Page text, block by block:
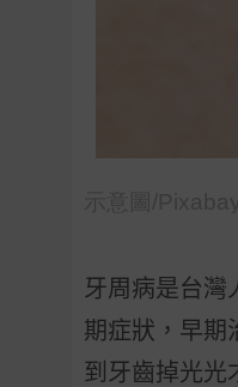
牙周病是台灣
期症狀，早期
到牙齒掉光光